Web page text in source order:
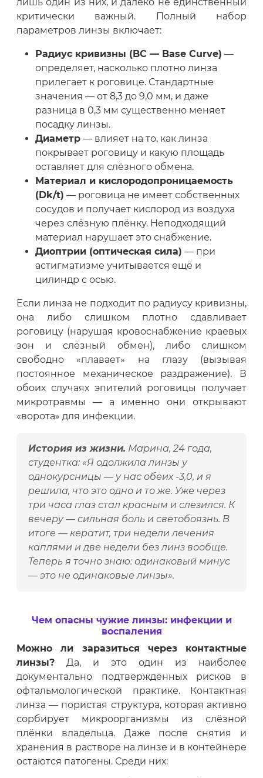
критически важный. Полный набор
параметров линзы включает:
Радиус кривизны (BC — Base Curve) —
определяет, насколько плотно линза
прилегает к роговице. Стандартные
значения — от 8,3 до 9,0 мм, и даже
разница в 0,3 мм существенно меняет
посадку линзы.
Диаметр — влияет на то, как линза
покрывает роговицу и какую площадь
оставляет для слёзного обмена.
Материал и кислородопроницаемость
(Dk/t) — роговица не имеет собственных
сосудов и получает кислород из воздуха
через слёзную плёнку. Неподходящий
материал нарушает это снабжение.
Диоптрии (оптическая сила) — при
астигматизме учитывается ещё и
цилиндр с осью.
Если линза не подходит по радиусу кривизны,
она либо слишком плотно сдавливает
роговицу (нарушая кровоснабжение краевых
зон и слёзный обмен), либо слишком
свободно «плавает» на глазу (вызывая
постоянное механическое раздражение). В
обоих случаях эпителий роговицы получает
микротравмы — а именно они открывают
«ворота» для инфекции.
История из жизни. Марина, 24 года,
студентка: «Я одолжила линзы у
однокурсницы — у нас обеих -3,0, и я
решила, что это одно и то же. Уже через
три часа глаз стал красным и слезился. К
вечеру — сильная боль и светобоязнь. В
итоге — кератит, три недели лечения
каплями и две недели без линз вообще.
Теперь я точно знаю: одинаковый минус
— это не одинаковые линзы».
Чем опасны чужие линзы: инфекции и
воспаления
Можно ли заразиться через контактные
линзы? Да, и это один из наиболее
документально подтверждённых рисков в
офтальмологической практике. Контактная
линза — пористая структура, которая активно
сорбирует микроорганизмы из слёзной
плёнки владельца. Даже после снятия и
хранения в растворе на линзе и в контейнере
остаются патогены. Среди них: